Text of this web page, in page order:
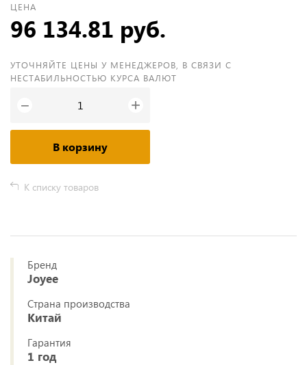
ЦЕНА
96 134.81 руб.
УТОЧНЯЙТЕ ЦЕНЫ У МЕНЕДЖЕРОВ, В СВЯЗИ С
НЕСТАБИЛЬНОСТЬЮ КУРСА ВАЛЮТ
− +
В корзину
К списку товаров
Бренд
Joyee
Страна производства
Китай
Гарантия
1 год